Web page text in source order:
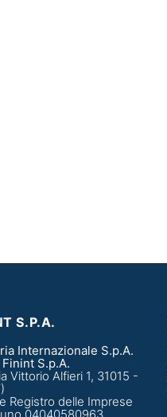
S.P.A.
Internazionale S.p.A.
S.p.A.
Vittorio Alfieri 1, 31015 -
Registro delle Imprese
04040580963